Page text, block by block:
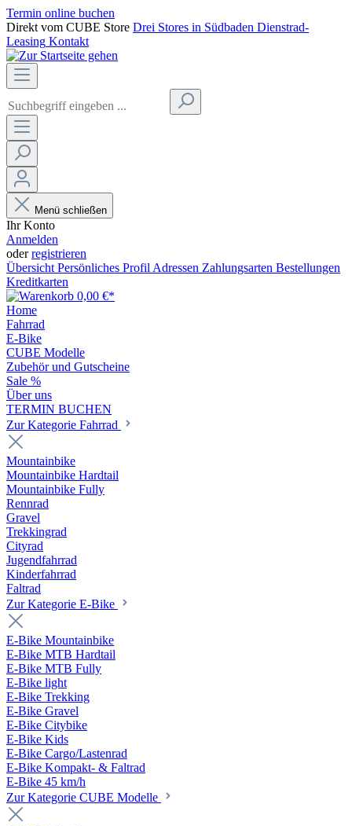
Termin online buchen
Direkt vom CUBE Store Drei Stores in Südbaden Dienstrad-
Leasing Kontakt
Menü schließen
Ihr Konto
Anmelden
oderregistrieren
Übersicht Persönliches Profil Adressen Zahlungsarten Bestellungen
Kreditkarten
0,00 €*
Home
Fahrrad
E-Bike
CUBE Modelle
Zubehör und Gutscheine
Sale %
Über uns
TERMIN BUCHEN
Zur Kategorie Fahrrad
Mountainbike
Mountainbike Hardtail
Mountainbike Fully
Rennrad
Gravel
Trekkingrad
Cityrad
Jugendfahrrad
Kinderfahrrad
Faltrad
Zur Kategorie E-Bike
E-Bike Mountainbike
E-Bike MTB Hardtail
E-Bike MTB Fully
E-Bike light
E-Bike Trekking
E-Bike Gravel
E-Bike Citybike
E-Bike Kids
E-Bike Cargo/Lastenrad
E-Bike Kompakt- & Faltrad
E-Bike 45 km/h
Zur Kategorie CUBE Modelle